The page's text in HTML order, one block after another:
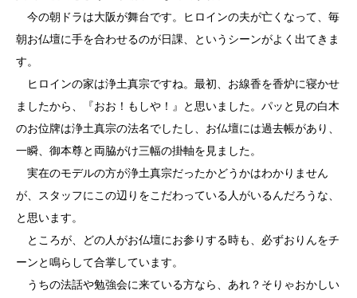
今の朝ドラは大阪が舞台です。ヒロインの夫が亡くなって、毎
朝お仏壇に手を合わせるのが日課、というシーンがよく出てきま
す。
ヒロインの家は浄土真宗ですね。最初、お線香を香炉に寝かせ
ましたから、『おお！もしや！』と思いました。パッと見の白木
のお位牌は浄土真宗の法名でしたし、お仏壇には過去帳があり、
一瞬、御本尊と両脇がけ三幅の掛軸を見ました。
実在のモデルの方が浄土真宗だったかどうかはわかりません
が、スタッフにこの辺りをこだわっている人がいるんだろうな、
と思います。
ところが、どの人がお仏壇にお参りする時も、必ずおりんをチ
ーンと鳴らして合掌しています。
うちの法話や勉強会に来ている方なら、あれ？そりゃおかしい